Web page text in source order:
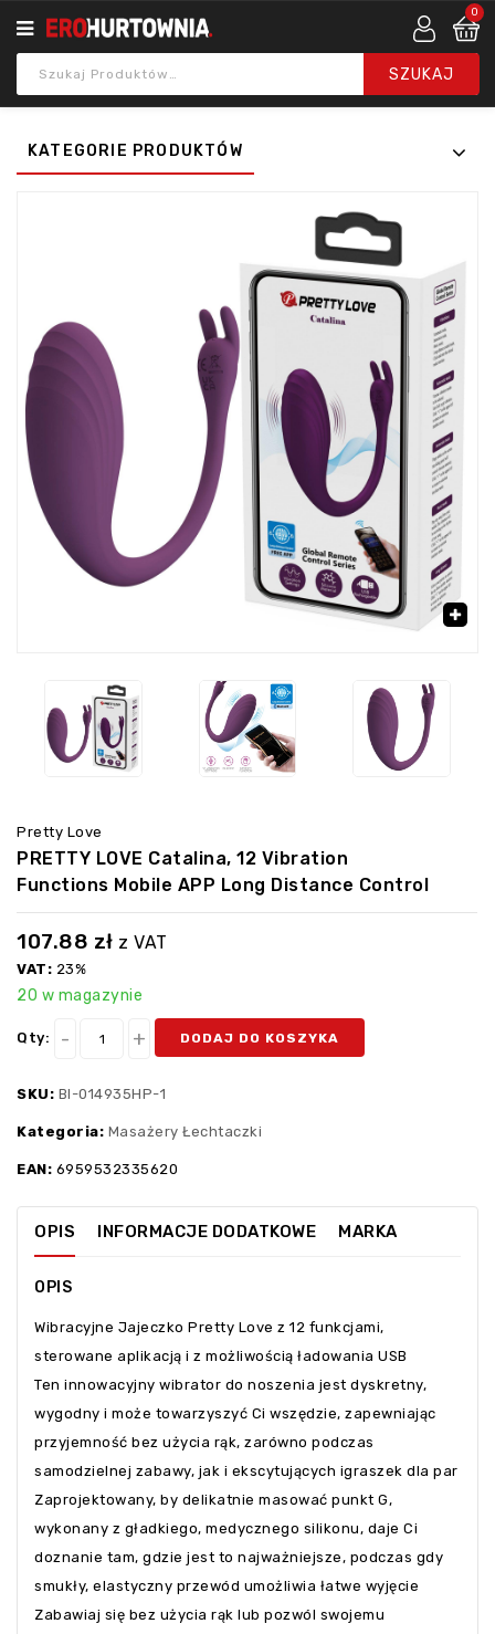
0
KATEGORIE PRODUKTÓW
Pretty Love
PRETTY LOVE Catalina, 12 Vibration
Functions Mobile APP Long Distance Control
107.88 zł z VAT
VAT: 23%
20 w magazynie
Qty: DODAJ DO KOSZYKA
SKU: BI-014935HP-1
Kategoria: Masażery Łechtaczki
EAN: 6959532335620
OPIS INFORMACJE DODATKOWE MARKA
OPIS
Wibracyjne Jajeczko Pretty Love z 12 funkcjami,
sterowane aplikacją i z możliwością ładowania USB
Ten innowacyjny wibrator do noszenia jest dyskretny,
wygodny i może towarzyszyć Ci wszędzie, zapewniając
przyjemność bez użycia rąk, zarówno podczas
samodzielnej zabawy, jak i ekscytujących igraszek dla par
Zaprojektowany, by delikatnie masować punkt G,
wykonany z gładkiego, medycznego silikonu, daje Ci
doznanie tam, gdzie jest to najważniejsze, podczas gdy
smukły, elastyczny przewód umożliwia łatwe wyjęcie
Zabawiaj się bez użycia rąk lub pozwól swojemu